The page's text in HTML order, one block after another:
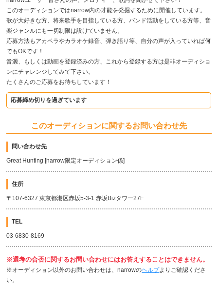
このオーディションではnarrow内の才能を発掘するために開催しています。
歌が大好きな方、将来歌手を目指している方、バンド活動をしている方等、音
楽ジャンルにも一切制限は設けていません。
応募方法もアカペラやカラオケ録音、弾き語り等、自分の声が入っていれば何
でもOKです！
音源、もしくは動画を登録済みの方、これから登録する方は是非オーディショ
ンにチャレンジしてみて下さい。
たくさんのご応募をお待ちしています！
応募締め切りを過ぎています
このオーディションに関するお問い合わせ先
問い合わせ先
Great Hunting [narrow限定オーディション係]
住所
〒107-6327 東京都港区赤坂5-3-1 赤坂Bizタワー27F
TEL
03-6830-8169
※選考の合否に関するお問い合わせにはお答えすることはできません。
※オーディション以外のお問い合わせは、narrowのヘルプよりご確認くださ
い。